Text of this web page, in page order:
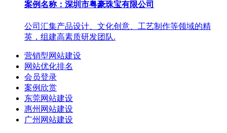
案例名称：深圳市粤豪珠宝有限公司
公司汇集产品设计、文化创意、工艺制作等领域的精
英，组建高素质研发团队.
营销型网站建设
网站优化排名
会员登录
案例欣赏
东莞网站建设
惠州网站建设
广州网站建设